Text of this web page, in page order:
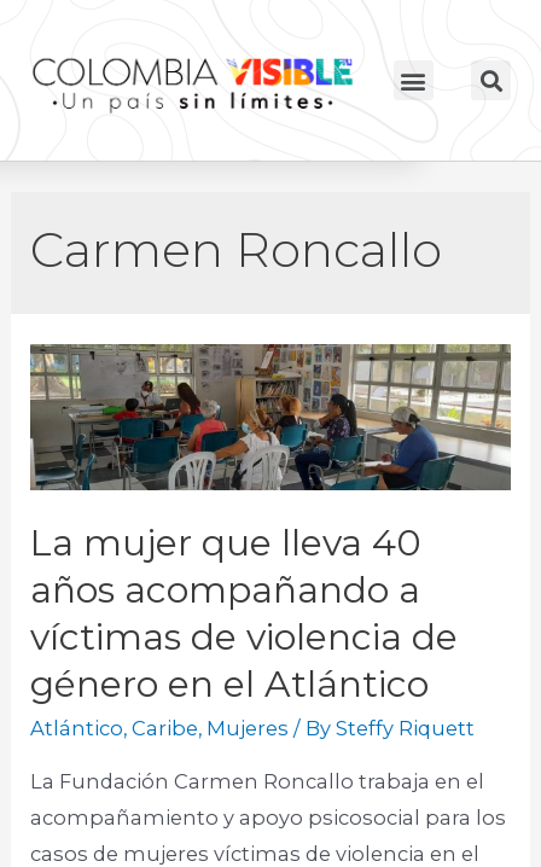
Carmen Roncallo
La mujer que lleva 40
años acompañando a
víctimas de violencia de
género en el Atlántico
Atlántico,Caribe, Mujeres / BySteffy Riquett
La Fundación Carmen Roncallo trabaja en el
acompañamiento y apoyo psicosocial para los
casos de mujeres víctimas de violencia en el